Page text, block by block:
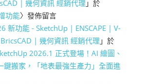
| 幾何資訊 經銷代理 」於
功能〉發佈留言
新功能 - SketchUp | ENSCAPE | V-
| 幾何資訊 經銷代理 」於
2026.1 正式登場！AI 繪圖、
鍵搬家，「地表最強生產力」全面進